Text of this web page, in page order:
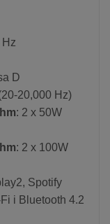
Hz
D
20,000 Hz)
: 2 x 50W
: 2 x 100W
Spotify
i Bluetooth 4.2